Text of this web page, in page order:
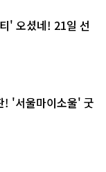
' 오셨네! 21일 선
! '서울마이소울' 굿